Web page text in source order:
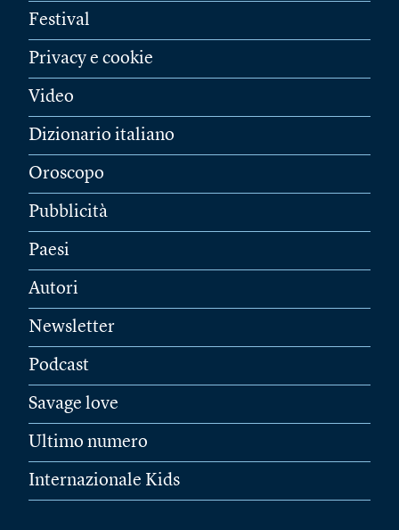
Festival
Privacy e cookie
Video
Dizionario italiano
Oroscopo
Pubblicità
Paesi
Autori
Newsletter
Podcast
Savage love
Ultimo numero
Internazionale Kids